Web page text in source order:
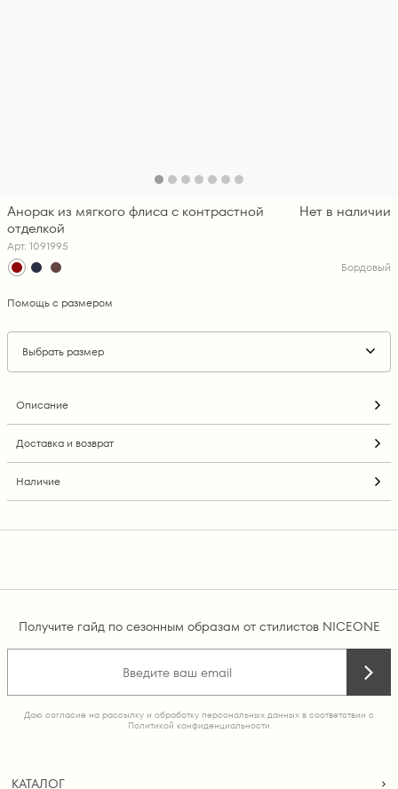
Анорак из мягкого флиса с контрастной
отделкой
Арт. 1091995
Нет в наличии
Бордовый
Помощь с размером
Выбрать размер
Описание
Доставка и возврат
Наличие
Получите гайд по сезонным образам от стилистов NICEONE
Даю согласие на рассылку и обработку персональных данных в соответствии с
Политикой конфиденциальности
КАТАЛОГ